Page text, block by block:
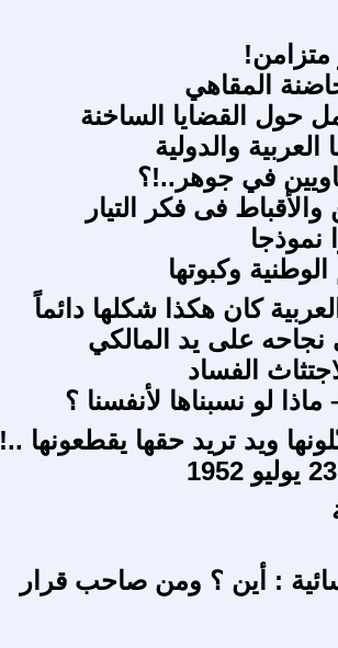
المقاهي
حول القضايا الساخنة
العربية والدولية
في جوهر..!؟
والأقباط فى فكر التيار
نموذجا
كان هكذا شكلها دائماً
نجاحه على يد المالكي
الفساد
لو نسبناها لأنفسنا ؟
ويد تريد حقها يقطعونها ..!
: أين ؟ ومن صاحب قرار